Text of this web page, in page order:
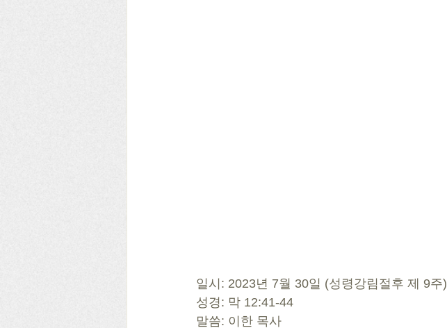
일시: 2023년 7월 30일 (성령강림절후 제 9주)
성경: 막 12:41-44
말씀: 이한 목사